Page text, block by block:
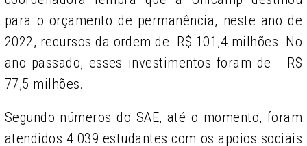
para o orçamento de permanência, neste ano de
2022, recursos da ordem de R$ 101,4 milhões. No
ano passado, esses investimentos foram de R$
77,5 milhões.
Segundo números do SAE, até o momento, foram
atendidos 4.039 estudantes com os apoios sociais